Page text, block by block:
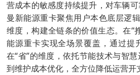
营成本的敏感度持续提升，对车辆
曼新能源重卡聚焦用户本色底层逻
维度，构建全链条的价值生态。在“
能源重卡实现全场景覆盖，通过提
在“省”的维度，依托节能技术与智
到维护成本优化，全方位降低运营开